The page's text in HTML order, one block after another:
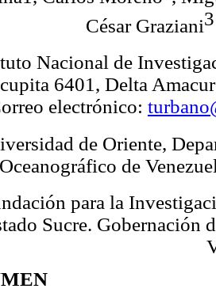
César Graziani3
Nacional de
6401, Delta
electrónico:
de Oriente,
Oceanográfico de
para la
Sucre. Gobernación